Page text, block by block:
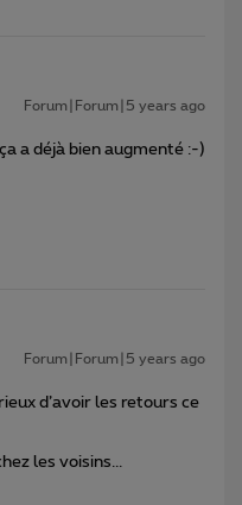
Forum|Forum|5 years ago
a déjà bien augmenté :-)
Forum|Forum|5 years ago
d’avoir les retours ce
les voisins...